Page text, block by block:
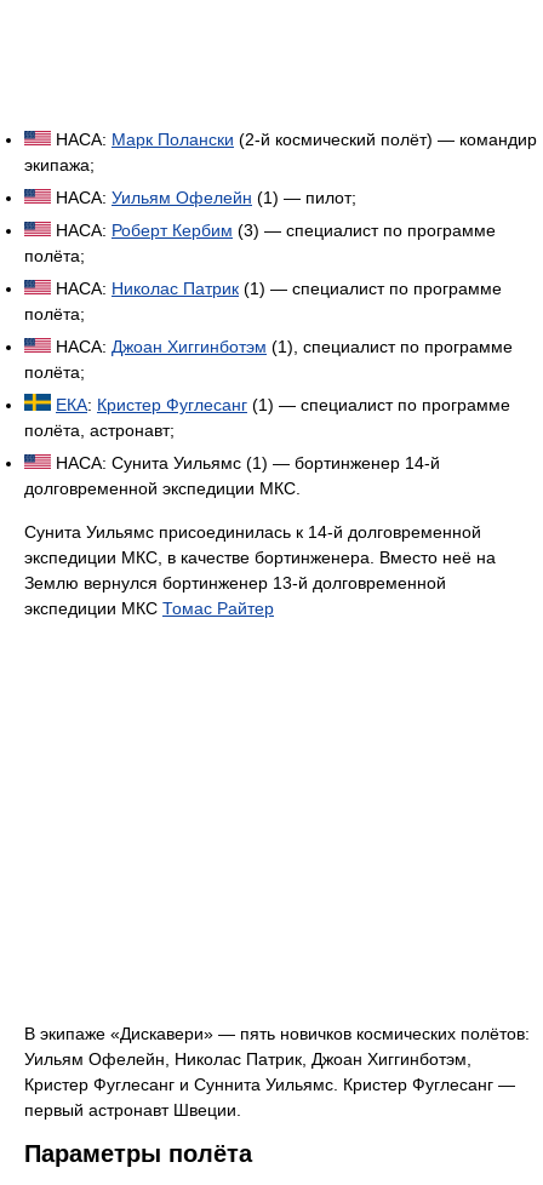
НАСА: Марк Полански (2-й космический полёт) — командир
экипажа;
НАСА: Уильям Офелейн (1) — пилот;
НАСА: Роберт Кербим (3) — специалист по программе
полёта;
НАСА: Николас Патрик (1) — специалист по программе
полёта;
НАСА: Джоан Хиггинботэм (1), специалист по программе
полёта;
ЕКА: Кристер Фуглесанг (1) — специалист по программе
полёта, астронавт;
НАСА: Сунита Уильямс (1) — бортинженер 14-й
долговременной экспедиции МКС.
Сунита Уильямс присоединилась к 14-й долговременной
экспедиции МКС, в качестве бортинженера. Вместо неё на
Землю вернулся бортинженер 13-й долговременной
экспедиции МКС Томас Райтер
В экипаже «Дискавери» — пять новичков космических полётов:
Уильям Офелейн, Николас Патрик, Джоан Хиггинботэм,
Кристер Фуглесанг и Суннита Уильямс. Кристер Фуглесанг —
первый астронавт Швеции.
Параметры полёта